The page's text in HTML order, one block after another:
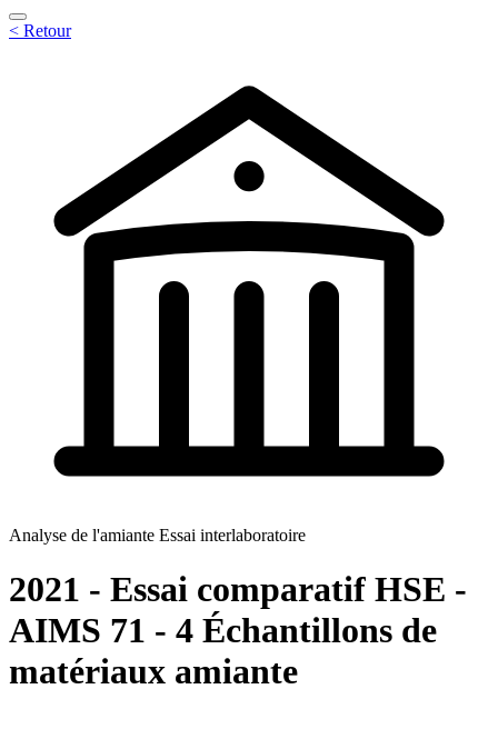
< Retour
Analyse de l'amiante Essai interlaboratoire
2021 - Essai comparatif HSE -
AIMS 71 - 4 Échantillons de
matériaux amiante